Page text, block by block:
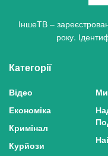
ІншеТВ –
року.
Категорії
Відео
Економіка
Кримінал
Курйози